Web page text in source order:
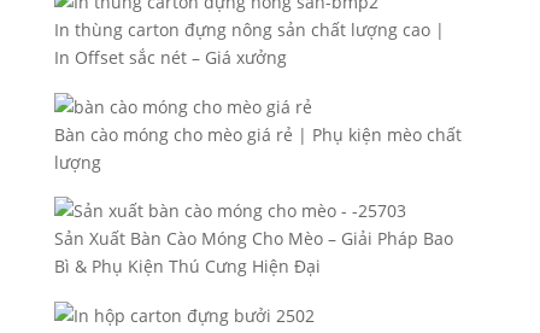
In thùng carton đựng nông sản chất lượng cao |
In Offset sắc nét – Giá xưởng
Bàn cào móng cho mèo giá rẻ | Phụ kiện mèo chất
lượng
Sản Xuất Bàn Cào Móng Cho Mèo – Giải Pháp Bao
Bì & Phụ Kiện Thú Cưng Hiện Đại